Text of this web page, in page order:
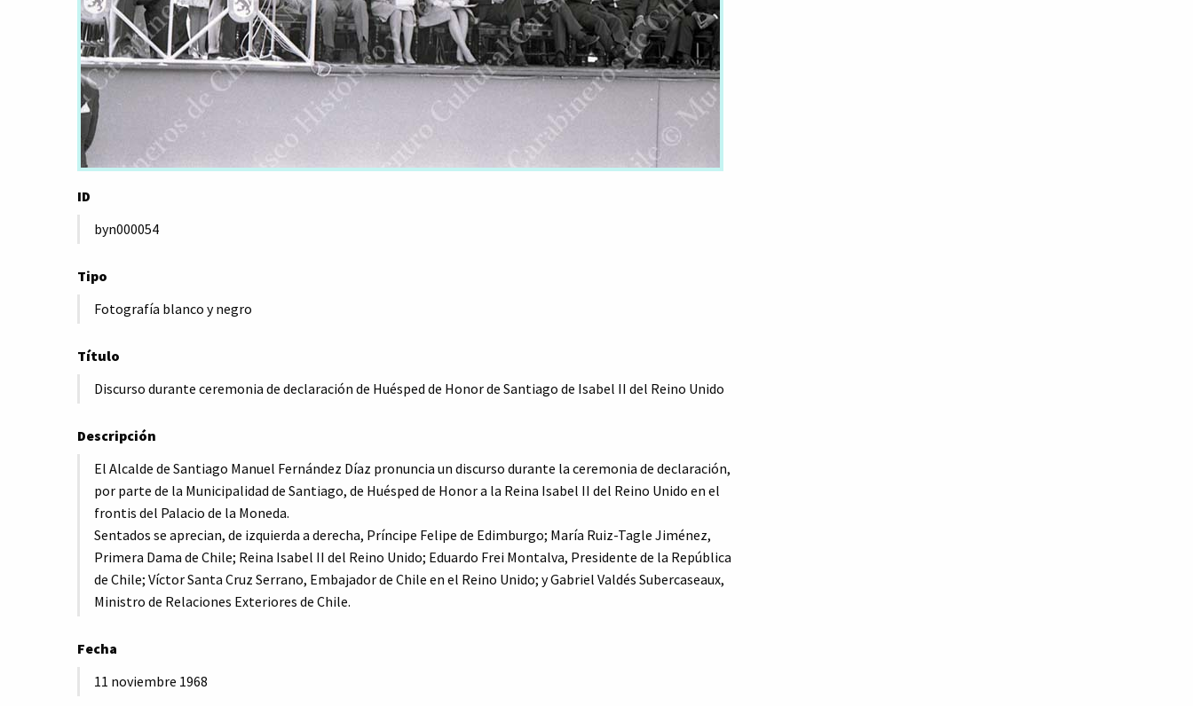
ID
byn000054
Tipo
Fotografía blanco y negro
Título
Discurso durante ceremonia de declaración de Huésped de Honor de Santiago de Isabel II del Reino Unido
Descripción
El Alcalde de Santiago Manuel Fernández Díaz pronuncia un discurso durante la ceremonia de declaración,
por parte de la Municipalidad de Santiago, de Huésped de Honor a la Reina Isabel II del Reino Unido en el
frontis del Palacio de la Moneda.
Sentados se aprecian, de izquierda a derecha, Príncipe Felipe de Edimburgo; María Ruiz-Tagle Jiménez,
Primera Dama de Chile; Reina Isabel II del Reino Unido; Eduardo Frei Montalva, Presidente de la República
de Chile; Víctor Santa Cruz Serrano, Embajador de Chile en el Reino Unido; y Gabriel Valdés Subercaseaux,
Ministro de Relaciones Exteriores de Chile.
Fecha
11 noviembre 1968